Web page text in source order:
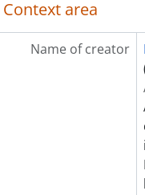
[Item]
[Item]
[Item]
[Item]
[Item]
[Item]
[Item]
[Item]
[Item]
Context area
Name of creator